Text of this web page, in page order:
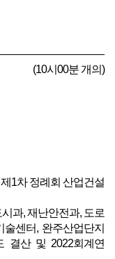
(10시00분 개의)
1차 정례회 산업건설
과, 재난안전과, 도로
센터, 완주산업단지
결산 및 2022회계연